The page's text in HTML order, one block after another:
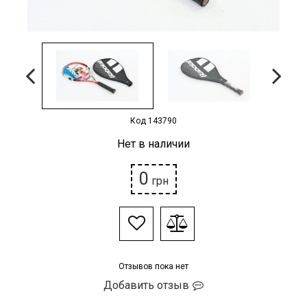
РАСПРОДАЖА
Код 143790
Нет в наличии
0 грн
Отзывов пока нет
Добавить отзыв